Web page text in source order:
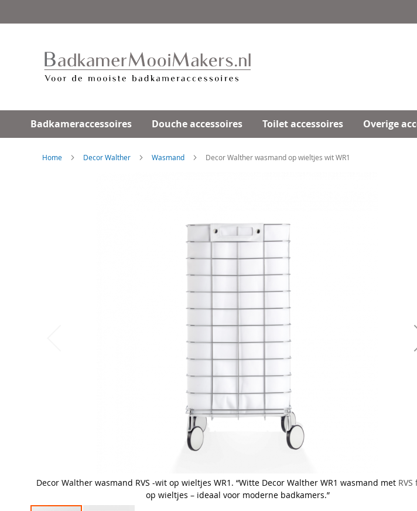
direct
inhoud
Badkameraccessoires Douche accessoires Toilet accessoires Overige
Home Decor Walther Wasmand Decor Walther wasmand op wieltjes wit WR1
Decor Walther wasmand RVS -wit op wieltjes WR1. “Witte Decor Walther WR1 wasmand met RVS
op wieltjes – ideaal voor moderne badkamers.”